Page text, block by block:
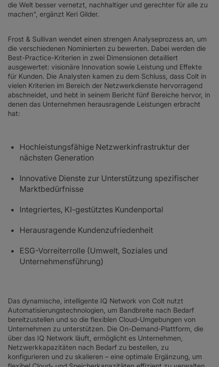
die Welt besser vernetzt, nachhaltiger und gerechter für alle zu
machen", ergänzt Keri Gilder.
Frost & Sullivan wendet einen strengen Analyseprozess an, um
die verschiedenen Nominierten zu bewerten. Dabei werden die
Best-Practice-Kriterien in zwei Dimensionen detailliert
ausgewertet: visionäre Innovation sowie Leistung und Effekte
für Kunden. Die Analysten kamen zu dem Schluss, dass Colt in
vielen Kriterien im Bereich der Netzwerkdienste hervorragend
abschneidet, und hebt in seinem Bericht fünf Bereiche hervor, in
denen das Unternehmen herausragende Leistungen erbracht
hat:
Hochleistungsfähige Netzwerkinfrastruktur der
nächsten Generation
Innovative Dienste zur Unterstützung spezifischer
Marktbedürfnisse
Integriertes, KI-gestütztes Kundenportal
Herausragende Kundenzufriedenheit
ESG-Vorreiterrolle (Umwelt, Soziales und
Unternehmensführung)
Das dynamische, intelligente IQ Network von Colt nutzt
Automatisierungstechnologien, um Bandbreite nach Bedarf
bereitzustellen und so die flexiblen Cloud-Umgebungen von
Unternehmen zu unterstützen. Die On-Demand-Plattform, die
über das IQ Network läuft, ermöglicht es Unternehmen,
Netzwerkkapazitäten nach Bedarf zu bestellen, zu
konfigurieren und zu skalieren – eine optimale Ergänzung, um